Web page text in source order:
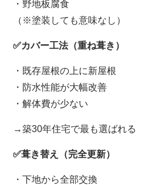
・野地板腐食
（※塗装しても意味なし）
✅カバー工法（重ね葺き）
・既存屋根の上に新屋根
・防水性能が大幅改善
・解体費が少ない
→築30年住宅で最も選ばれる
✅葺き替え（完全更新）
・下地から全部交換